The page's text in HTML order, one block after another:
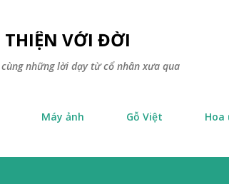
THIỆN VỚI ĐỜI
những lời dạy từ cổ nhân xưa qua
Máy ảnh Gỗ Việt Hoa